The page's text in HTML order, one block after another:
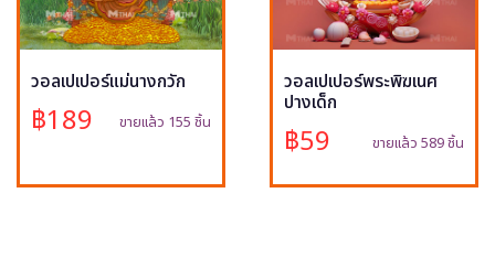
วอลเปเปอร์แม่นางกวัก
฿189 ขายแล้ว 155 ชิ้น
วอลเปเปอร์พระพิฆเนศ
ปางเด็ก
฿59 ขายแล้ว 589 ชิ้น